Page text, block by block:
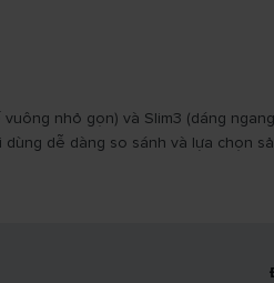
nhỏ gọn) và Slim3 (dáng
dễ dàng so sánh và lựa chọn